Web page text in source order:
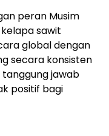
peran Musim
sawit
global dengan
secara konsisten
jawab
positif bagi